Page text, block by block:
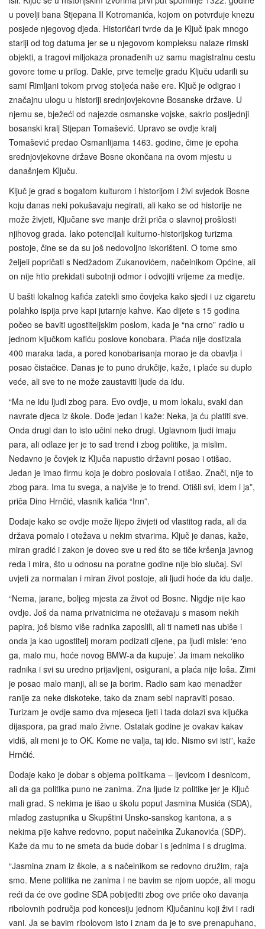
u povelji bana Stjepana II Kotromanića, kojom on potvrđuje knezu
posjede njegovog djeda. Historičari tvrde da je Ključ ipak mnogo
stariji od tog datuma jer se u njegovom kompleksu nalaze rimski
objekti, a tragovi miljokaza pronađenih uz samu magistralnu cestu
govore tome u prilog. Dakle, prve temelje gradu Ključu udarili su
sami Rimljani tokom prvog stoljeća naše ere. Ključ je odigrao i
značajnu ulogu u historiji srednjovjekovne Bosanske države. U
njemu se, bježeći od najezde osmanske vojske, sakrio posljednji
bosanski kralj Stjepan Tomašević. Upravo se ovdje kralj
Tomašević predao Osmanlijama 1463. godine, čime je epoha
srednjovjekovne države Bosne okončana na ovom mjestu u
današnjem Ključu.
Ključ je grad s bogatom kulturom i historijom i živi svjedok Bosne
koju danas neki pokušavaju negirati, ali kako se od historije ne
može živjeti, Ključane sve manje drži priča o slavnoj prošlosti
njihovog grada. Iako potencijali kulturno-historijskog turizma
postoje, čine se da su još nedovoljno iskorišteni. O tome smo
željeli popričati s Nedžadom Zukanovićem, načelnikom Općine, ali
on nije htio prekidati subotnji odmor i odvojiti vrijeme za medije.
U bašti lokalnog kafića zatekli smo čovjeka kako sjedi i uz cigaretu
polahko ispija prve kapi jutarnje kahve. Kao dijete s 15 godina
počeo se baviti ugostiteljskim poslom, kada je “na crno” radio u
jednom ključkom kafiću poslove konobara. Plaća nije dostizala
400 maraka tada, a pored konobarisanja morao je da obavlja i
posao čistačice. Danas je to puno drukčije, kaže, i plaće su duplo
veće, ali sve to ne može zaustaviti ljude da idu.
“Ma ne idu ljudi zbog para. Evo ovdje, u mom lokalu, svaki dan
navrate djeca iz škole. Dođe jedan i kaže: Neka, ja ću platiti sve.
Onda drugi dan to isto učini neko drugi. Uglavnom ljudi imaju
para, ali odlaze jer je to sad trend i zbog politike, ja mislim.
Nedavno je čovjek iz Ključa napustio državni posao i otišao.
Jedan je imao firmu koja je dobro poslovala i otišao. Znači, nije to
zbog para. Ima tu svega, a najviše je to trend. Otišli svi, idem i ja”,
priča Dino Hrnčić, vlasnik kafića “Inn”.
Dodaje kako se ovdje može lijepo živjeti od vlastitog rada, ali da
država pomalo i otežava u nekim stvarima. Ključ je danas, kaže,
miran gradić i zakon je doveo sve u red što se tiče kršenja javnog
reda i mira, što u odnosu na poratne godine nije bio slučaj. Svi
uvjeti za normalan i miran život postoje, ali ljudi hoće da idu dalje.
“Nema, jarane, boljeg mjesta za život od Bosne. Nigdje nije kao
ovdje. Još da nama privatnicima ne otežavaju s masom nekih
papira, još bismo više radnika zaposlili, ali ti nameti nas ubiše i
onda ja kao ugostitelj moram podizati cijene, pa ljudi misle: ‘eno
ga, malo mu, hoće novog BMW-a da kupuje’. Ja imam nekoliko
radnika i svi su uredno prijavljeni, osigurani, a plaća nije loša. Zimi
je posao malo manji, ali se ja borim. Radio sam kao menadžer
ranije za neke diskoteke, tako da znam sebi napraviti posao.
Turizam je ovdje samo dva mjeseca ljeti i tada dolazi sva ključka
dijaspora, pa grad malo živne. Ostatak godine je ovakav kakav
vidiš, ali meni je to OK. Kome ne valja, taj ide. Nismo svi isti”, kaže
Hrnčić.
Dodaje kako je dobar s objema politikama – ljevicom i desnicom,
ali da ga politika puno ne zanima. Zna ljude iz politike jer je Ključ
mali grad. S nekima je išao u školu poput Jasmina Musića (SDA),
mladog zastupnika u Skupštini Unsko-sanskog kantona, a s
nekima pije kahve redovno, poput načelnika Zukanovića (SDP).
Kaže da mu to ne smeta da bude dobar i s jednima i s drugima.
“Jasmina znam iz škole, a s načelnikom se redovno družim, raja
smo. Mene politika ne zanima i ne bavim se njom uopće, ali mogu
reći da će ove godine SDA pobijediti zbog ove priče oko davanja
ribolovnih područja pod koncesiju jednom Ključaninu koji živi i radi
vani. Ja se bavim ribolovom isto i znam da je to sve prenapuhano,